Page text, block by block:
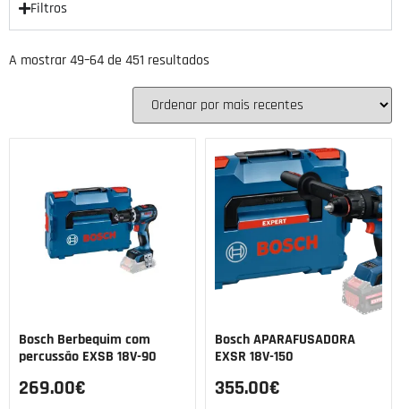
Filtros
A mostrar 49–64 de 451 resultados
Bosch Berbequim com
percussão EXSB 18V-90
269.00€
Bosch APARAFUSADORA
EXSR 18V-150
355.00€